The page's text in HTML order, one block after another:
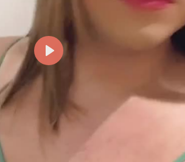
Reproducir